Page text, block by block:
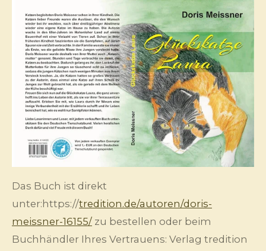
Das Buch ist direkt
unter:https://tredition.de/autoren/doris-
meissner-16155/ zu bestellen oder beim
Buchhändler Ihres Vertrauens: Verlag tredition